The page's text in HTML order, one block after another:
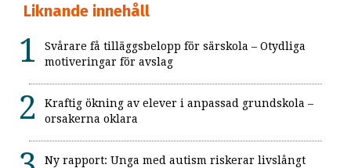
Liknande innehåll
Svårare få tilläggsbelopp för särskola – Otydliga
motiveringar för avslag
Kraftig ökning av elever i anpassad grundskola –
orsakerna oklara
Ny rapport: Unga med autism riskerar livslångt